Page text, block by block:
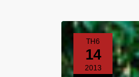
TH6
14
2013